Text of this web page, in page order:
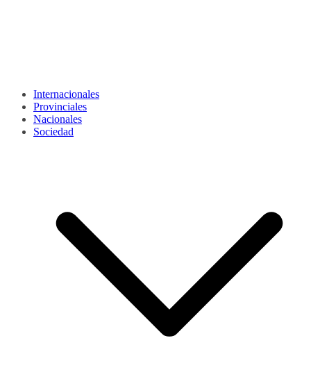
Internacionales
Provinciales
Nacionales
Sociedad